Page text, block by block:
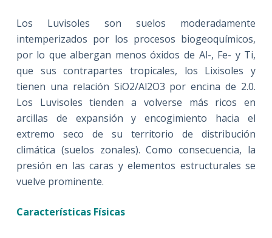
Los Luvisoles son suelos moderadamente
intemperizados por los procesos biogeoquímicos,
por lo que albergan menos óxidos de Al-, Fe- y Ti,
que sus contrapartes tropicales, los Lixisoles y
tienen una relación SiO2/Al2O3 por encina de 2.0.
Los Luvisoles tienden a volverse más ricos en
arcillas de expansión y encogimiento hacia el
extremo seco de su territorio de distribución
climática (suelos zonales). Como consecuencia, la
presión en las caras y elementos estructurales se
vuelve prominente.
Características Físicas